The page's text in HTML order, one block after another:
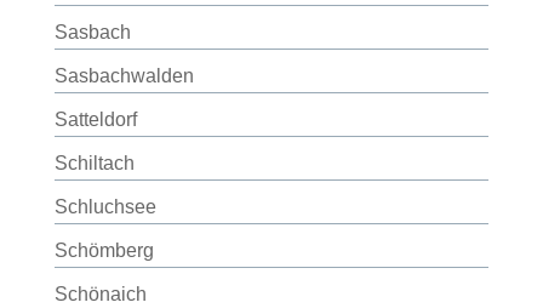
Sasbach
Sasbachwalden
Satteldorf
Schiltach
Schluchsee
Schömberg
Schönaich